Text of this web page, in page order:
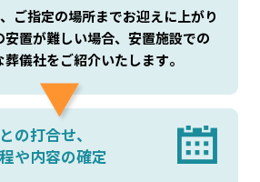
ご指定の場所までお迎えに上がり
安置が難しい場合、安置施設での
儀社をご紹介いたします。
の打合せ、
や内容の確定